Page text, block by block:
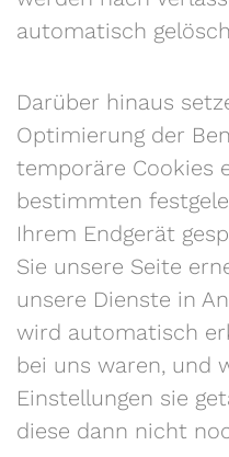
automatisch
Darüber hinaus
Optimierung der
temporäre Cookies
bestimmten
Ihrem Endgerät
Sie unsere Seite
unsere Dienste in
wird automatisch
bei uns waren, und
Einstellungen sie
diese dann nicht